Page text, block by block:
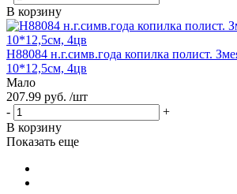
В корзину
Н88084 н.г.симв.года копилка полист.
10*12,5см, 4цв
Мало
207.99 руб. /шт
-
+
В корзину
Показать еще